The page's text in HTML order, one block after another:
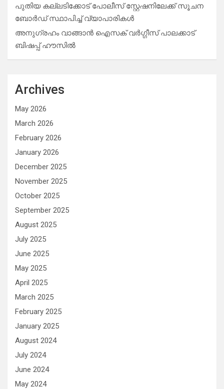
പുതിയ കല്ലടിക്കോട് പോലീസ് സ്റ്റേഷനിലേക്ക് സൂചന
ബോർഡ് സ്ഥാപിച്ച് വ്യാപാരികൾ
അനുഗ്രഹം വാങ്ങാൻ ഐസക് വര്‍ഗ്ഗീസ് പാലക്കാട്
ബിഷപ്പ് ഹൗസില്‍
Archives
May 2026
March 2026
February 2026
January 2026
December 2025
November 2025
October 2025
September 2025
August 2025
July 2025
June 2025
May 2025
April 2025
March 2025
February 2025
January 2025
August 2024
July 2024
June 2024
May 2024